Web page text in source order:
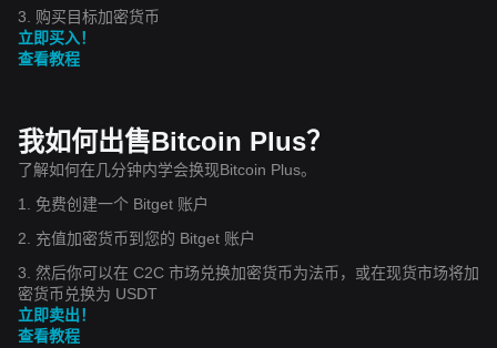
3. 购买目标加密货币
立即买入！
查看教程
我如何出售Bitcoin Plus？
了解如何在几分钟内学会换现Bitcoin Plus。
1. 免费创建一个 Bitget 账户
2. 充值加密货币到您的 Bitget 账户
3. 然后你可以在 C2C 市场兑换加密货币为法币，或在现货市场将加
密货币兑换为 USDT
立即卖出！
查看教程